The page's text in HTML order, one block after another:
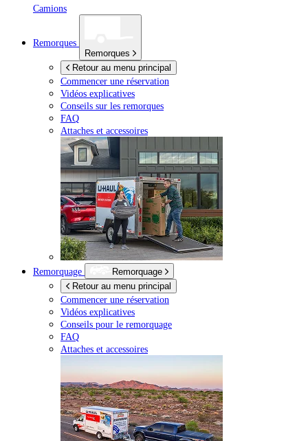
Camions
Remorques
Remorques
Retour au menu principal
Commencer une réservation
Vidéos explicatives
Conseils sur les remorques
FAQ
Attaches et accessoires
Remorquage
Remorquage
Retour au menu principal
Commencer une réservation
Vidéos explicatives
Conseils pour le remorquage
FAQ
Attaches et accessoires